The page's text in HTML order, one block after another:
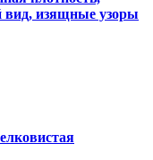
изящные узоры